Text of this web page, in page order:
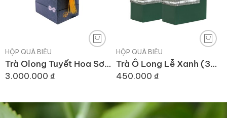
HỘP QUÀ BIẾU
Trà Olong Tuyết Hoa Sơn 100gr
3.000.000 ₫
HỘP QUÀ BIẾU
Trà Ô Long Lễ Xanh (300gr)
450.000 ₫